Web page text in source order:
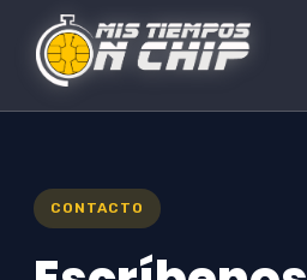
CONTACTO